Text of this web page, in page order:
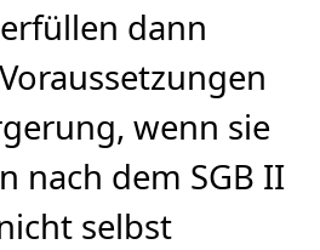
dann
wenn sie
nach dem SGB II
selbst